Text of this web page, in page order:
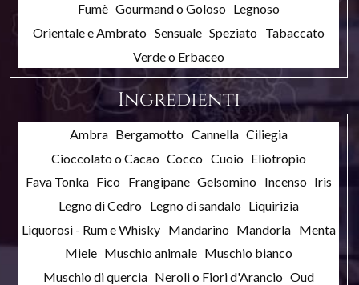
Fumè Gourmand o Goloso Legnoso
Orientale e Ambrato Sensuale Speziato Tabaccato
Verde o Erbaceo
Ingredienti
Ambra Bergamotto Cannella Ciliegia
Cioccolato o Cacao Cocco Cuoio Eliotropio
Fava Tonka Fico Frangipane Gelsomino Incenso Iris
Legno di Cedro Legno di sandalo Liquirizia
Liquorosi - Rum e Whisky Mandarino Mandorla Menta
Miele Muschio animale Muschio bianco
Muschio di quercia Neroli o Fiori d'Arancio Oud